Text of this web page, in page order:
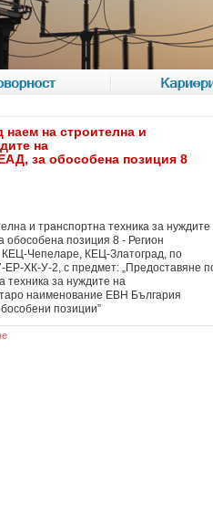
наем на строителна и
на
за обособена позиция 8
и транспортна техника за нуждите
позиция 8 - Регион
Чепеларе, КЕЦ-Златоград, по
ХК-У-2, с предмет: „Предоставяне
техника за нуждите на
наименование ЕВН България
позиции”